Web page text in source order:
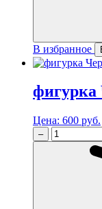
В избранное
фигурка
Цена: 600 руб.
–